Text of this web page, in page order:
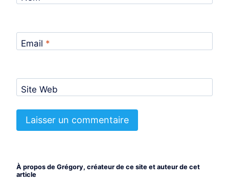
Email *
Site Web
À propos de Grégory, créateur de ce site et auteur de cet
article